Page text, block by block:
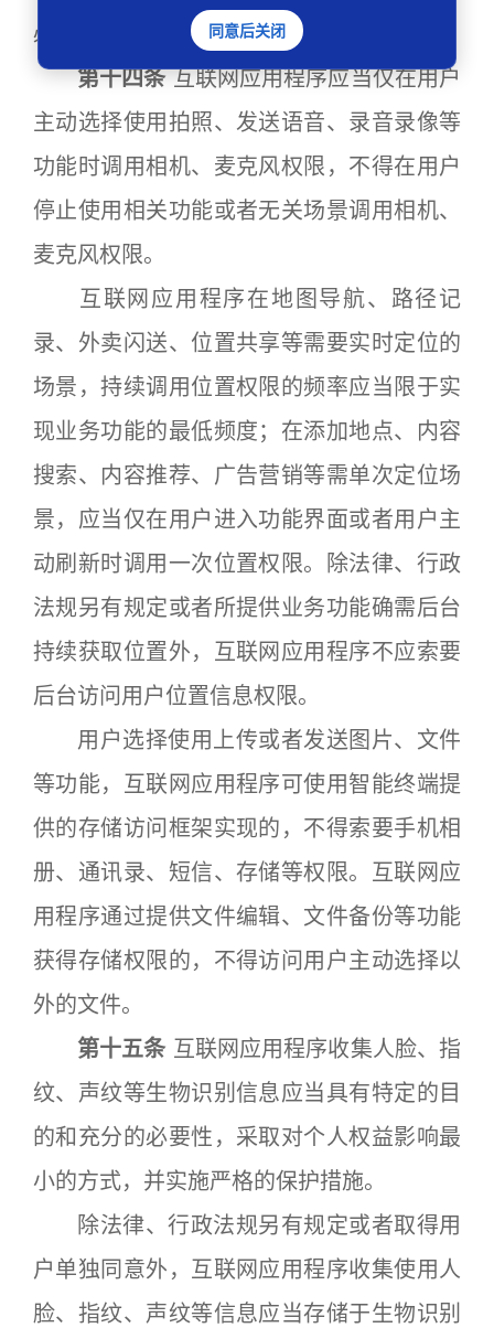
必要权限。
第十四条互联网应用程序应当仅在用户
主动选择使用拍照、发送语音、录音录像等
功能时调用相机、麦克风权限，不得在用户
停止使用相关功能或者无关场景调用相机、
麦克风权限。
互联网应用程序在地图导航、路径记
录、外卖闪送、位置共享等需要实时定位的
场景，持续调用位置权限的频率应当限于实
现业务功能的最低频度；在添加地点、内容
搜索、内容推荐、广告营销等需单次定位场
景，应当仅在用户进入功能界面或者用户主
动刷新时调用一次位置权限。除法律、行政
法规另有规定或者所提供业务功能确需后台
持续获取位置外，互联网应用程序不应索要
后台访问用户位置信息权限。
用户选择使用上传或者发送图片、文件
等功能，互联网应用程序可使用智能终端提
供的存储访问框架实现的，不得索要手机相
册、通讯录、短信、存储等权限。互联网应
用程序通过提供文件编辑、文件备份等功能
获得存储权限的，不得访问用户主动选择以
外的文件。
第十五条 互联网应用程序收集人脸、指
纹、声纹等生物识别信息应当具有特定的目
的和充分的必要性，采取对个人权益影响最
小的方式，并实施严格的保护措施。
除法律、行政法规另有规定或者取得用
户单独同意外，互联网应用程序收集使用人
脸、指纹、声纹等信息应当存储于生物识别
同意后关闭